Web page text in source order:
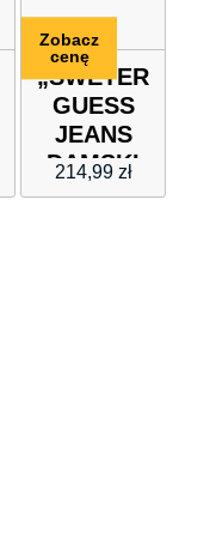
„SWETER
GUESS
JEANS
DAMSKI
BIAŁY”
214,99 zł
Zobacz
cenę